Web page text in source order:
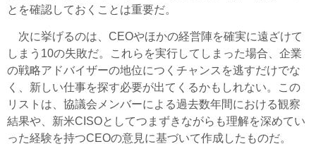
とを確認しておくことは重要だ。
次に挙げるのは、CEOやほかの経営陣を確実に遠ざけて
しまう10の失敗だ。これらを実行してしまった場合、企業
の戦略アドバイザーの地位につくチャンスを逃すだけでな
く、新しい仕事を探す必要が出てくるかもしれない。この
リストは、協議会メンバーによる過去数年間における観察
結果や、新米CISOとしてつまずきながらも理解を深めてい
った経験を持つCEOの意見に基づいて作成したものだ。